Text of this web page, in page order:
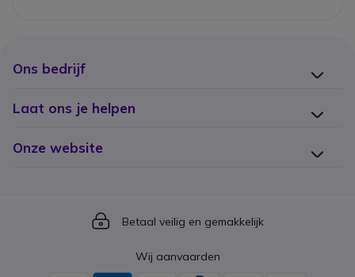
Ons bedrijf
Laat ons je helpen
Onze website
Icon
Betaal veilig en gemakkelijk
Wij aanvaarden